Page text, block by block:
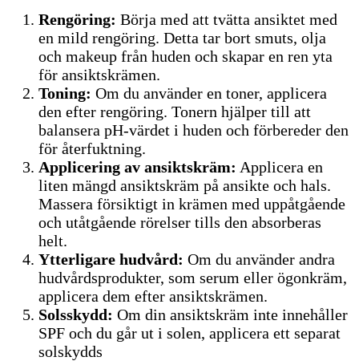
Rengöring: Börja med att tvätta ansiktet med
en mild rengöring. Detta tar bort smuts, olja
och makeup från huden och skapar en ren yta
för ansiktskrämen.
Toning: Om du använder en toner, applicera
den efter rengöring. Tonern hjälper till att
balansera pH-värdet i huden och förbereder den
för återfuktning.
Applicering av ansiktskräm: Applicera en
liten mängd ansiktskräm på ansikte och hals.
Massera försiktigt in krämen med uppåtgående
och utåtgående rörelser tills den absorberas
helt.
Ytterligare hudvård: Om du använder andra
hudvårdsprodukter, som serum eller ögonkräm,
applicera dem efter ansiktskrämen.
Solsskydd: Om din ansiktskräm inte innehåller
SPF och du går ut i solen, applicera ett separat
solskydds